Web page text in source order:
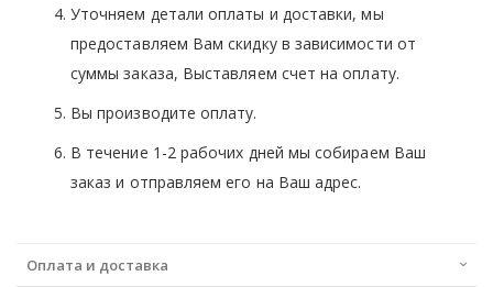
Уточняем детали оплаты и доставки, мы
предоставляем Вам скидку в зависимости от
суммы заказа, Выставляем счет на оплату.
Вы производите оплату.
В течение 1-2 рабочих дней мы собираем Ваш
заказ и отправляем его на Ваш адрес.
Оплата и доставка